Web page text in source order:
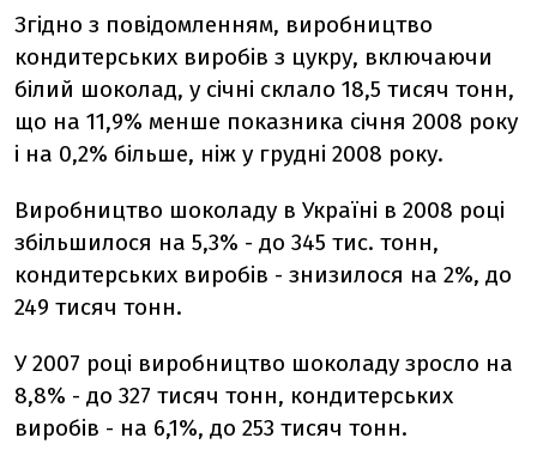
Згідно з повідомленням, виробництво
кондитерських виробів з цукру, включаючи
білий шоколад, у січні склало 18,5 тисяч тонн,
що на 11,9% менше показника січня 2008 року
і на 0,2% більше, ніж у грудні 2008 року.
Виробництво шоколаду в Україні в 2008 році
збільшилося на 5,3% - до 345 тис. тонн,
кондитерських виробів - знизилося на 2%, до
249 тисяч тонн.
У 2007 році виробництво шоколаду зросло на
8,8% - до 327 тисяч тонн, кондитерських
виробів - на 6,1%, до 253 тисяч тонн.